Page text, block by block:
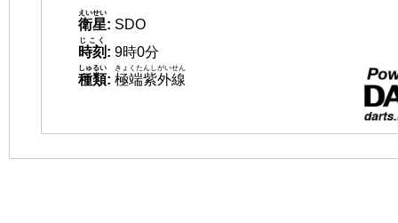
衛星
えいせい
: SDO
時刻
じこく
: 9時0分
種類
しゅるい
: 極端紫外線
きょくたんしがいせん